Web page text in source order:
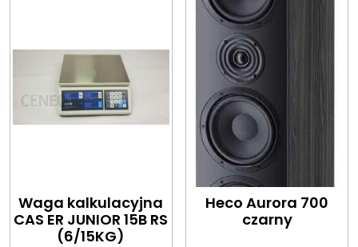
Waga kalkulacyjna
CAS ER JUNIOR 15B RS
(6/15KG)
Heco Aurora 700
czarny